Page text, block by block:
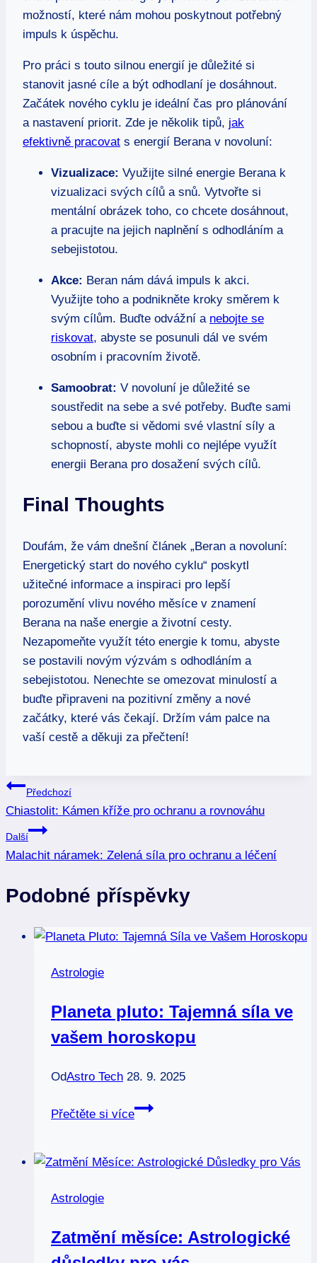
možností, které nám mohou poskytnout potřebný⁤
impuls k úspěchu.
Pro práci s touto ​silnou energií ​je důležité si
stanovit​ jasné cíle ‌a být odhodlaní je ‌dosáhnout.
Začátek nového‌ cyklu ​je ideální čas pro plánování⁤
a nastavení ⁢priorit.⁢ Zde je ‌několik ⁣tipů, ​ jak
efektivně pracovat s ‌energií Berana v novoluní:
Vizualizace: Využijte silné energie Berana k
vizualizaci svých‍ cílů a snů. Vytvořte si
mentální obrázek toho, co chcete dosáhnout,
a pracujte ‍na⁢ jejich naplnění ‍s odhodláním a
sebejistotou.
Akce: Beran nám dává impuls k akci.
Využijte toho a ⁢podnikněte kroky směrem k
svým cílům.⁢ Buďte odvážní⁤ a ⁣ nebojte se
⁤riskovat,​ abyste se posunuli dál⁢ ve svém
osobním ⁣i pracovním⁢ životě.
Samoobrat: V novoluní je důležité se
soustředit na⁣ sebe a své potřeby. Buďte⁤ sami
sebou a​ buďte si vědomi své vlastní síly ⁣a
schopností, ⁣abyste​ mohli co nejlépe využít
energii Berana pro dosažení ⁣svých cílů.
Final Thoughts
Doufám, že​ vám ⁢dnešní článek⁣ „Beran ‌a ⁣novoluní:
Energetický⁤ start do nového‌ cyklu“ poskytl
užitečné informace a inspiraci pro lepší​
porozumění vlivu nového ⁤měsíce v znamení
Berana na naše energie a ⁢životní cesty.
Nezapomeňte využít této energie k tomu, ⁢abyste
se postavili novým‍ výzvám s odhodláním ⁤a
sebejistotou. Nenechte ⁣se omezovat minulostí​ a
buďte ⁤připraveni ⁢na‌ pozitivní​ změny a ⁤nové
začátky, které vás čekají. Držím ‍vám palce⁣ na
vaší‌ cestě a ​děkuji ‍za přečtení!
Navigace
pro
příspěvek
Předchozí
Chiastolit: Kámen kříže pro ochranu a rovnováhu
Další
Malachit náramek: Zelená síla pro ochranu a léčení
Podobné příspěvky
Astrologie
Planeta pluto: Tajemná síla ve
vašem horoskopu
OdAstro Tech 28. 9. 2025
Přečtěte si více
Planeta
síla
Astrologie
Zatmění měsíce: Astrologické